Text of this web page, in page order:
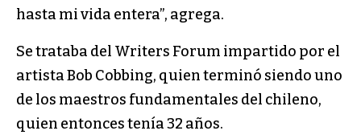
hasta mi vida entera”, agrega.
Se trataba del Writers Forum impartido por el
artista Bob Cobbing, quien terminó siendo uno
de los maestros fundamentales del chileno,
quien entonces tenía 32 años.